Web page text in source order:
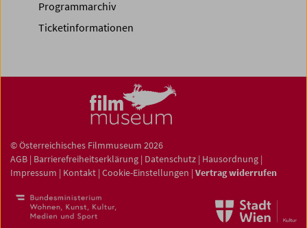
Programmarchiv
Ticketinformationen
© Österreichisches Filmmuseum 2026
AGB | Barrierefreiheitserklärung | Datenschutz | Hausordnung |
Impressum | Kontakt | Cookie-Einstellungen | Vertrag widerrufen